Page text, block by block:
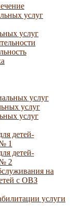
услуг
услуг
услуг
услуг
услуг
детей-
1
детей-
2
на
с ОВЗ
услуги